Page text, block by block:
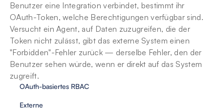
Benutzer eine Integration verbindet, bestimmt ihr
OAuth-Token, welche Berechtigungen verfügbar sind.
Versucht ein Agent, auf Daten zuzugreifen, die der
Token nicht zulässt, gibt das externe System einen
"Forbidden"-Fehler zurück — derselbe Fehler, den der
Benutzer sehen würde, wenn er direkt auf das System
zugreift.
OAuth-basiertes RBAC
Externe